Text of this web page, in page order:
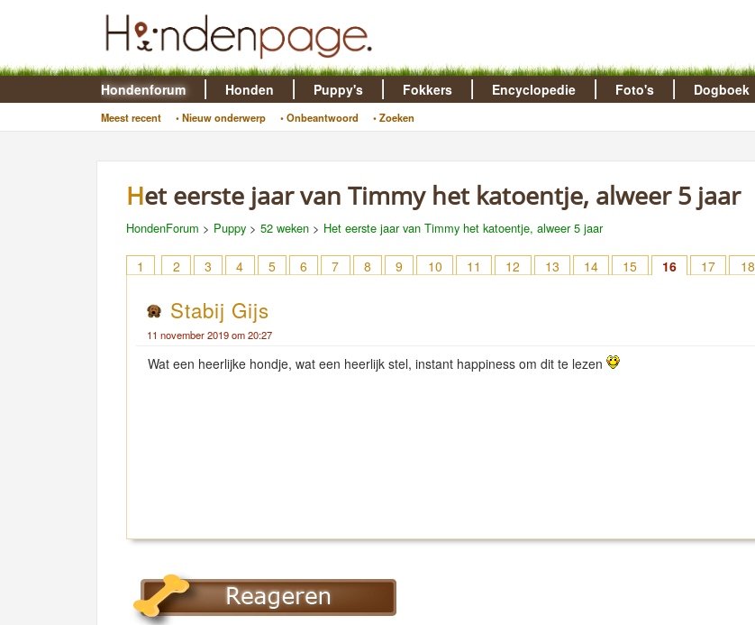
Hondenforum
Meest recent • Nieuw onderwerp • Onbeantwoord • Zoeken
Honden Puppy's Fokkers Encyclopedie Foto's Dogboek
Het eerste jaar van Timmy het katoentje, alweer 5 jaar
HondenForum > Puppy > 52 weken > Het eerste jaar van Timmy het katoentje, alweer 5 jaar
1 2 3 4 5 6 7 8 9 10 11 12 13 14 15 16 17 18
Stabij Gijs
11 november 2019 om 20:27
Wat een heerlijke hondje, wat een heerlijk stel, instant happiness om dit te lezen